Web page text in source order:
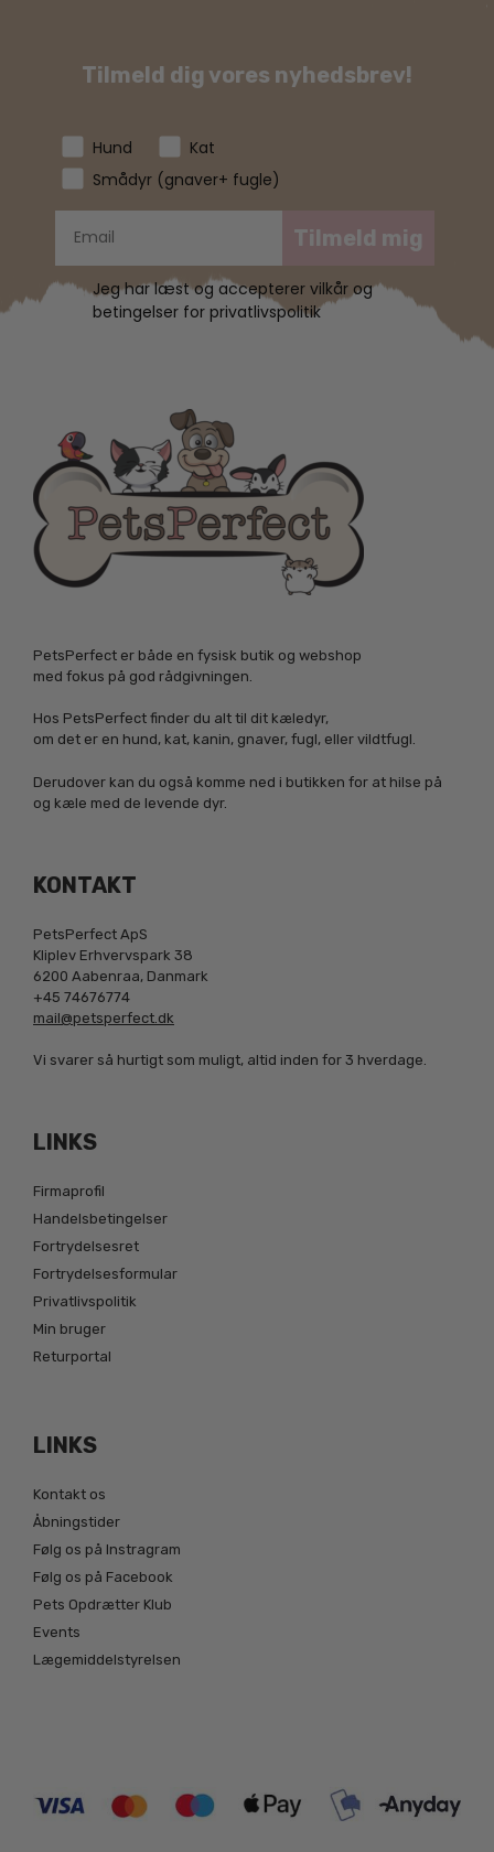
Tilmeld dig vores nyhedsbrev!
Hund
Kat
Smådyr (gnaver+ fugle)
Tilmeld mig
Jeg har læst og accepterer vilkår og
betingelser for privatlivspolitik
PetsPerfect er både en fysisk butik og webshop
med fokus på god rådgivningen.
Hos PetsPerfect finder du alt til dit kæledyr,
om det er en hund, kat, kanin, gnaver, fugl, eller vildtfugl.
Derudover kan du også komme ned i butikken for at hilse på
og kæle med de levende dyr.
KONTAKT
PetsPerfect ApS
Kliplev Erhvervspark 38
6200 Aabenraa, Danmark
+45 74676774
mail@petsperfect.dk
Vi svarer så hurtigt som muligt, altid inden for 3 hverdage.
LINKS
Firmaprofil
Handelsbetingelser
Fortrydelsesret
Fortrydelsesformular
Privatlivspolitik
Min bruger
Returportal
LINKS
Kontakt os
Åbningstider
Følg os på Instragram
Følg os på Facebook
Pets Opdrætter Klub
Events
Lægemiddelstyrelsen